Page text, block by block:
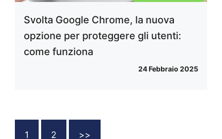
Svolta Google Chrome, la nuova
opzione per proteggere gli utenti:
come funziona
24 Febbraio 2025
1 2 >>